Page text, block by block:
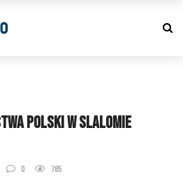
Polski w slalomie
0 785